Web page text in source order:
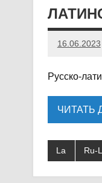
16.06.2023
Русско-
ЧИТАТЬ
La Ru-